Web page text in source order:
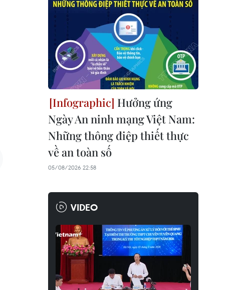
Hưởng ứng
Ngày An ninh mạng Việt Nam:
Những thông điệp thiết thực
về an toàn số
05/08/2026 22:58
VIDEO